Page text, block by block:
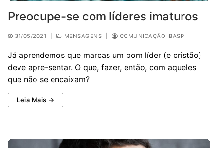
Preocupe-se com líderes imaturos
31/05/2021 MENSAGENS COMUNICAÇÃO IBASP
Já aprendemos que marcas um bom líder (e cristão)
deve apre-sentar. O que, fazer, então, com aqueles
que não se encaixam?
Leia Mais →